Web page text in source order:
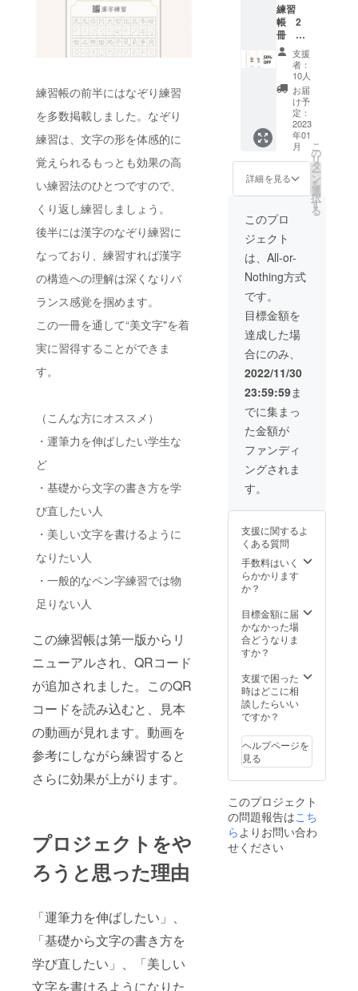
練習帳の前半にはなぞり練習
を多数掲載しました。なぞり
練習は、文字の形を体感的に
覚えられるもっとも効果の高
い練習法のひとつですので、
くり返し練習しましょう。
後半には漢字のなぞり練習に
なっており、練習すれば漢字
の構造への理解は深くなりバ
ランス感覚を掴めます。
この一冊を通して“美文字"を着
実に習得することができま
す。
（こんな方にオススメ）
・運筆力を伸ばしたい学生な
ど
・基礎から文字の書き方を学
び直したい人
・美しい文字を書けるように
なりたい人
・一般的なペン字練習では物
足りない人
この練習帳は第一版からリ
ニューアルされ、QRコード
が追加されました。このQR
コードを読み込むと、見本
の動画が見れます。動画を
参考にしながら練習すると
さらに効果が上がります。
プロジェクトをや
ろうと思った理由
「運筆力を伸ばしたい」、
「基礎から文字の書き方を
学び直したい」、「美しい
文字を書けるようになりた
練習
帳 2
冊
50％
OFF支援
者：
10人
お届
け予
定：
2023
年01
月
詳細を見る
こ
の
リ
タ
ー
ン
を
選
択
す
る
このプロ
ジェクト
は、All-or-
Nothing方式
です。
目標金額を
達成した場
合にのみ、
2022/11/30
23:59:59ま
でに集まっ
た金額が
ファンディ
ングされま
す。
支援に関するよ
くある質問
手数料はいく
らかかります
か？
目標金額に届
かなかった場
合どうなりま
すか？
支援で困った
時はどこに相
談したらいい
ですか？
ヘルプページを
見る
このプロジェクト
の問題報告はこち
ら よりお問い合わ
せください